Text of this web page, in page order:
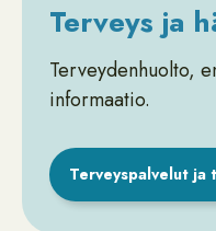
Terveys ja
Terveydenhuolto,
informaatio.
Terveyspalvelut ja